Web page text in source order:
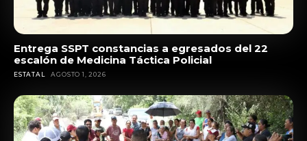
Entrega SSPT constancias a egresados del 22
escalón de Medicina Táctica Policial
ESTATAL AGOSTO 1, 2026